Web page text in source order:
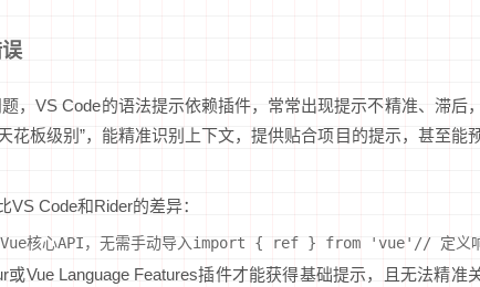
，VS Code的语法提示依赖插件，常常出现提示不精准、滞后，
花板级别”，能精准识别上下文，提供贴合项目的提示，甚至能
Code和Rider的差异：
核心API，无需手动导入import { ref } from 'vue'// 定义响
Vue Language Features插件才能获得基础提示，且无法精准